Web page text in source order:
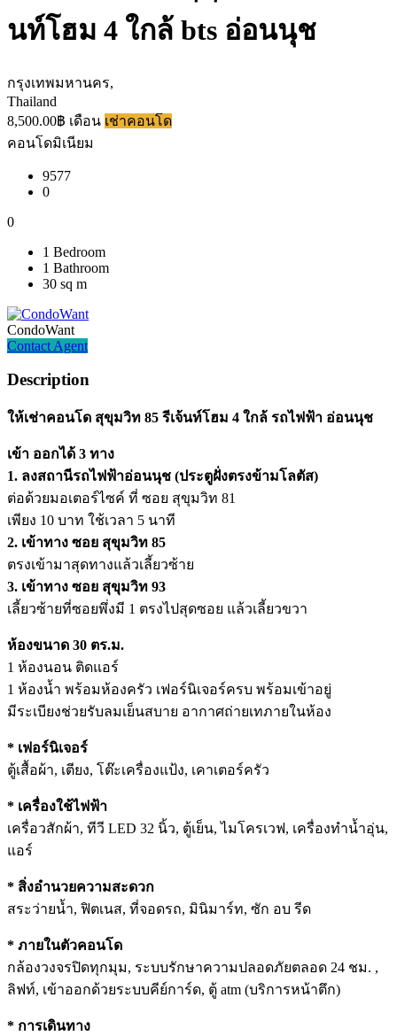
นท์โฮม 4 ใกล้ bts อ่อนนุช
กรุงเทพมหานคร,
Thailand
8,500.00฿ เดือน เช่าคอนโด
คอนโดมิเนียม
9577
0
0
1 Bedroom
1 Bathroom
30 sq m
CondoWant
Contact Agent
Description
ให้เช่าคอนโด สุขุมวิท 85 รีเจ้นท์โฮม 4 ใกล้ รถไฟฟ้า อ่อนนุช
เข้า ออกได้ 3 ทาง
1. ลงสถานีรถไฟฟ้าอ่อนนุช (ประตูฝั่งตรงข้ามโลตัส)
ต่อด้วยมอเตอร์ไซค์ ที่ ซอย สุขุมวิท 81
เพียง 10 บาท ใช้เวลา 5 นาที
2. เข้าทาง ซอย สุขุมวิท 85
ตรงเข้ามาสุดทางแล้วเลี้ยวซ้าย
3. เข้าทาง ซอย สุขุมวิท 93
เลี้ยวซ้ายที่ซอยพึ่งมี 1 ตรงไปสุดซอย แล้วเลี้ยวขวา
ห้องขนาด 30 ตร.ม.
1 ห้องนอน ติดแอร์
1 ห้องน้ำ พร้อมห้องครัว เฟอร์นิเจอร์ครบ พร้อมเข้าอยู่
มีระเบียงช่วยรับลมเย็นสบาย อากาศถ่ายเทภายในห้อง
* เฟอร์นิเจอร์
ตู้เสื้อผ้า, เตียง, โต๊ะเครื่องแป้ง, เคาเตอร์ครัว
* เครื่องใช้ไฟฟ้า
เครื่อวสักผ้า, ทีวี LED 32 นิ้ว, ตู้เย็น, ไมโครเวฟ, เครื่องทำน้ำอุ่น,
แอร์
* สิ่งอำนวยความสะดวก
สระว่ายน้ำ, ฟิตเนส, ที่จอดรถ, มินิมาร์ท, ซัก อบ รีด
* ภายในตัวคอนโด
กล้องวงจรปิดทุกมุม, ระบบรักษาความปลอดภัยตลอด 24 ชม. ,
ลิฟท์, เข้าออกด้วยระบบคีย์การ์ด, ตู้ atm (บริการหน้าตึก)
* การเดินทาง